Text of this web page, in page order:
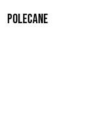
Polecane